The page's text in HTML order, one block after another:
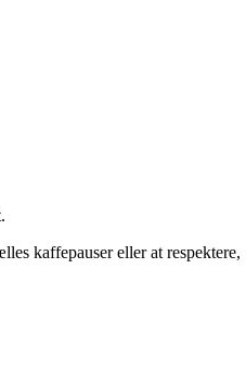
kaffepauser eller at respektere,